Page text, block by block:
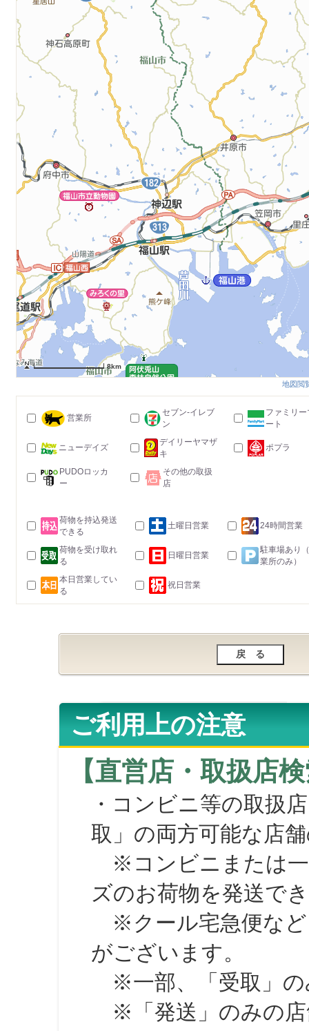
8km
地図閲
営業所
セブン-イレブ
ン
ファミリー
ート
ニューデイズ
デイリーヤマザ
キ
ポプラ
PUDOロッカ
ー
その他の取扱
店
荷物を持込発送
できる
土曜日営業 24時間営業
荷物を受け取れ
る
日曜日営業
駐車場あり
業所のみ）
本日営業してい
る
祝日営業
ご利用上の注意
【直営店・取扱店
・コンビニ等の取扱
取」の両方可能な店
※コンビニまたは一
ズのお荷物を発送で
※クール宅急便など
がございます。
※一部、「受取」の
※「発送」のみの店